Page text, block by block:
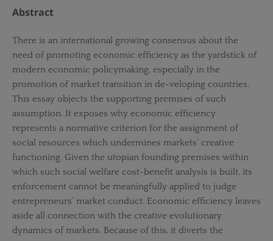
Abstract
There is an international growing consensus about the
need of promoting economic efficiency as the yardstick of
modern economic policymaking, especially in the
promotion of market transition in de-veloping countries.
This essay objects the supporting premises of such
assumption. It exposes why economic efficiency
represents a normative criterion for the assignment of
social resources which undermines markets’ creative
functioning. Given the utopian founding premises within
which such social welfare cost-benefit analysis is built, its
enforcement cannot be meaningfully applied to judge
entrepreneurs’ market conduct. Economic efficiency leaves
aside all connection with the creative evolutionary
dynamics of markets. Because of this, it diverts the